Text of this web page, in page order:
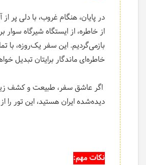
در پایان، هنگام غروب، با دلی پر
از خاطره، از ایستگاه شیرگاه سوار
بازمی‌گردیم. این سفر یک‌روزه، با
خاطره‌ای ماندگار برایتان تبدیل
اگر عاشق سفر، طبیعت و کشف
دیده‌شده ایران هستید، این تور
نکات مهم: